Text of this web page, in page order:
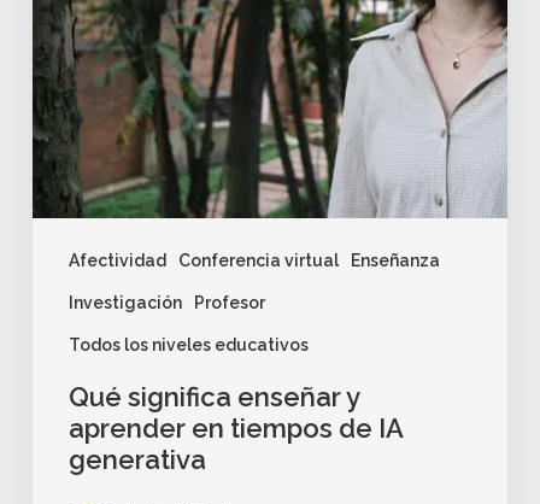
Afectividad Conferencia virtual Enseñanza
Investigación Profesor
Todos los niveles educativos
Qué significa enseñar y
aprender en tiempos de IA
generativa